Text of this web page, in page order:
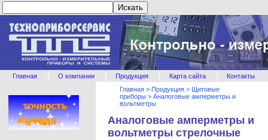
Главная О компании Продукция Карта сайта Контакты
Главная > Продукция > Щитовые
приборы > Аналоговые амперметры и
вольтметры
Аналоговые амперметры и
вольтметры стрелочные